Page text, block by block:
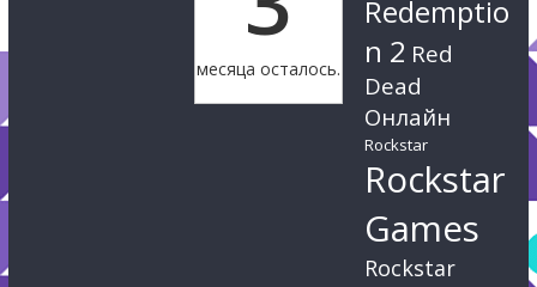
месяца осталось.
Redemptio
n 2 Red
Dead
Онлайн
Rockstar
Rockstar
Games
Rockstar